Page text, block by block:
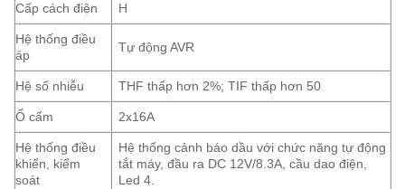
Cấp cách điện H
Hệ thống điều
áp
Tự động AVR
Hệ số nhiễu THF thấp hơn 2%; TIF thấp hơn 50
Ổ cấm 2x16A
Hệ thống điều
khiển, kiểm
soát
Hệ thống cảnh báo dầu với chức năng tự động
tắt máy, đầu ra DC 12V/8.3A, cầu dao điện,
Led 4.